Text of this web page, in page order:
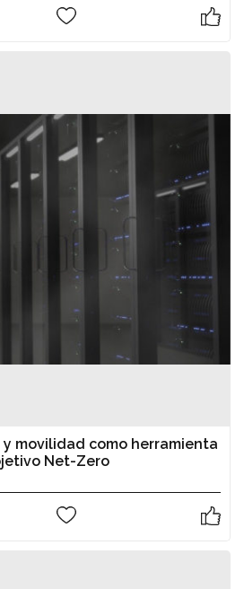
y movilidad como herramienta
Net-Zero